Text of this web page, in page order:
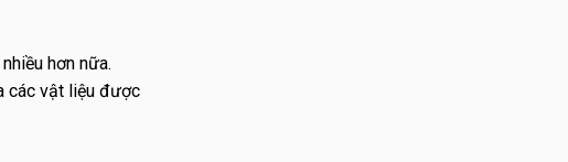
hơn nữa.
các vật liệu được